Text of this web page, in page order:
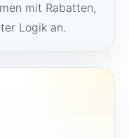
mit Rabatten,
Logik an.